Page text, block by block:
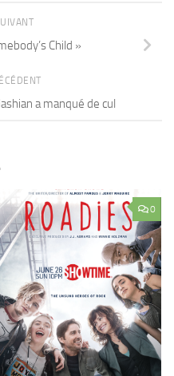
Child »
a manqué de cul
0